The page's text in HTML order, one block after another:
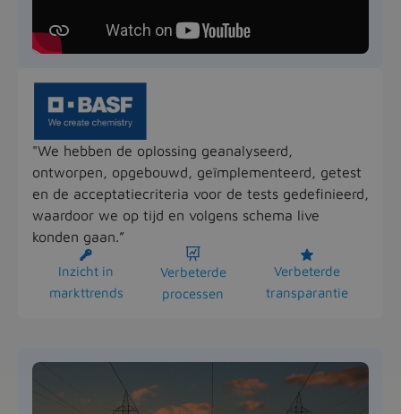
"We hebben de oplossing geanalyseerd,
ontworpen, opgebouwd, geïmplementeerd, getest
en de acceptatiecriteria voor de tests gedefinieerd,
waardoor we op tijd en volgens schema live
konden gaan.”

Inzicht in
markttrends

Verbeterde
processen

Verbeterde
transparantie